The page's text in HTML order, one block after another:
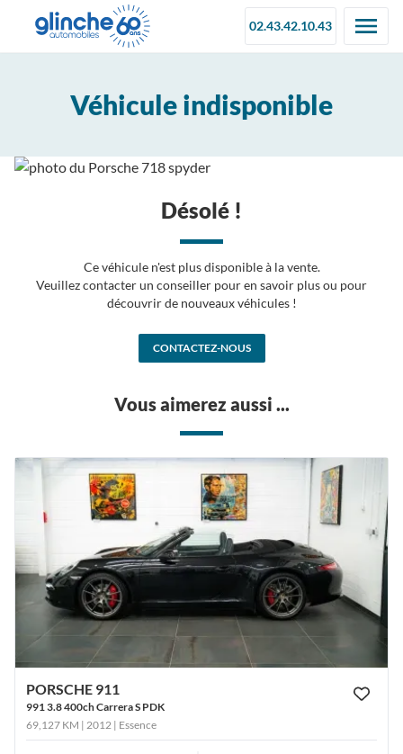
02.43.42.10.43
Véhicule indisponible
Désolé !
Ce véhicule n'est plus disponible à la vente.
Veuillez contacter un conseiller pour en savoir plus ou pour
découvrir de nouveaux véhicules !
CONTACTEZ-NOUS
Vous aimerez aussi ...
PORSCHE 911
991 3.8 400ch Carrera S PDK
69,127 KM | 2012 | Essence